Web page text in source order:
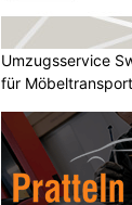
Umzugsservice
für